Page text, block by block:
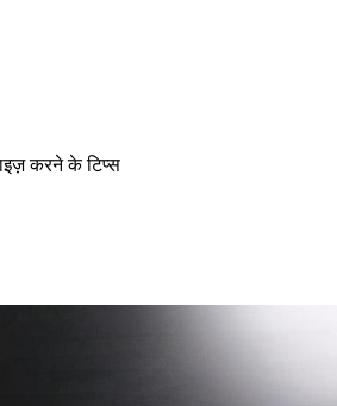
करने के टिप्स